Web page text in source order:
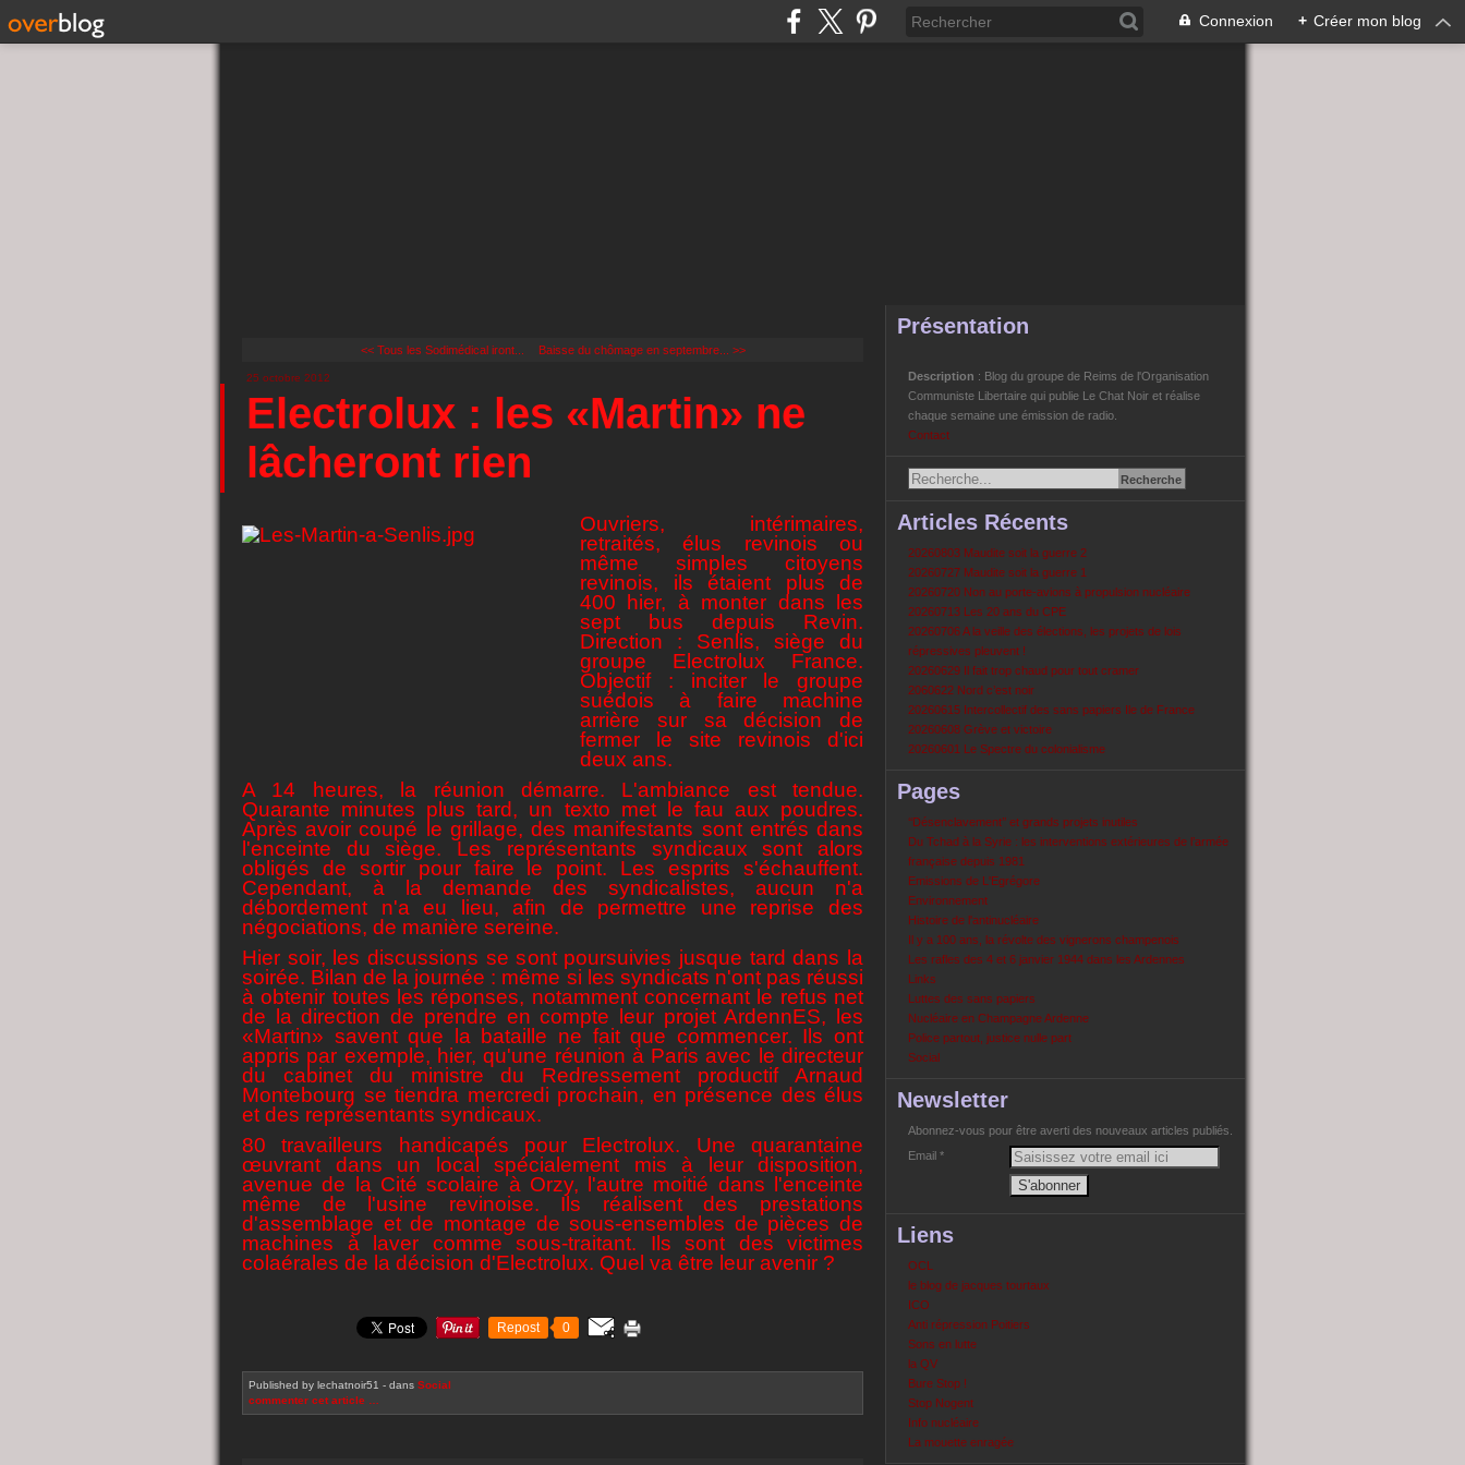
Connexion + Créer mon blog
<< Tous les Sodimédical iront... Baisse du chômage en septembre... >>
25 octobre 2012
Electrolux : les «Martin» ne
lâcheront rien
Ouvriers, intérimaires,
retraités, élus revinois ou
même simples citoyens
revinois, ils étaient plus de
400 hier, à monter dans les
sept bus depuis Revin.
Direction : Senlis, siège du
groupe Electrolux France.
Objectif : inciter le groupe
suédois à faire machine
arrière sur sa décision de
fermer le site revinois d'ici
deux ans.
A 14 heures, la réunion démarre. L'ambiance est tendue.
Quarante minutes plus tard, un texto met le fau aux poudres.
Après avoir coupé le grillage, des manifestants sont entrés dans
l'enceinte du siège. Les représentants syndicaux sont alors
obligés de sortir pour faire le point. Les esprits s'échauffent.
Cependant, à la demande des syndicalistes, aucun n'a
débordement n'a eu lieu, afin de permettre une reprise des
négociations, de manière sereine.
Hier soir, les discussions se sont poursuivies jusque tard dans la
soirée. Bilan de la journée : même si les syndicats n'ont pas réussi
à obtenir toutes les réponses, notamment concernant le refus net
de la direction de prendre en compte leur projet ArdennES, les
«Martin» savent que la bataille ne fait que commencer. Ils ont
appris par exemple, hier, qu'une réunion à Paris avec le directeur
du cabinet du ministre du Redressement productif Arnaud
Montebourg se tiendra mercredi prochain, en présence des élus
et des représentants syndicaux.
80 travailleurs handicapés pour Electrolux.
Une quarantaine
œuvrant dans un local spécialement mis à leur disposition,
avenue de la Cité scolaire à Orzy, l'autre moitié dans l'enceinte
même de l'usine revinoise. Ils réalisent des prestations
d'assemblage et de montage de sous-ensembles de pièces de
machines à laver comme sous-traitant. Ils sont des victimes
colaérales de la décision d'Electrolux. Quel va être leur avenir ?
Repost 0
Published by lechatnoir51 - dans Social
commenter cet article
Présentation
Description : Blog du groupe de Reims de l'Organisation
Communiste Libertaire qui publie Le Chat Noir et réalise
chaque semaine une émission de radio.
Contact
Articles Récents
20260803 Maudite soit la guerre 2
20260727 Maudite soit la guerre 1
20260720 Non au porte-avions à propulsion nucléaire
20260713 Les 20 ans du CPE
20260706 A la veille des élections, les projets de lois
répressives pleuvent !
20260629 Il fait trop chaud pour tout cramer
2060622 Nord c’est noir
20260615 Intercollectif des sans papiers Ile de France
20260608 Grève et victoire
20260601 Le Spectre du colonialisme
Pages
‘‘Désenclavement’’ et grands projets inutiles
Du Tchad à la Syrie : les interventions extérieures de l’armée
française depuis 1981
Emissions de L'Egrégore
Environnement
Histoire de l'antinucléaire
Il y a 100 ans, la révolte des vignerons champenois
Les rafles des 4 et 6 janvier 1944 dans les Ardennes
Links
Luttes des sans papiers
Nucléaire en Champagne Ardenne
Police partout, justice nulle part
Social
Newsletter
Abonnez-vous pour être averti des nouveaux articles publiés.
Email
Liens
OCL
le blog de jacques tourtaux
ICO
Anti répression Poitiers
Sons en lutte
la QV
Bure Stop !
Stop Nogent
Info nucléaire
La mouette enragée